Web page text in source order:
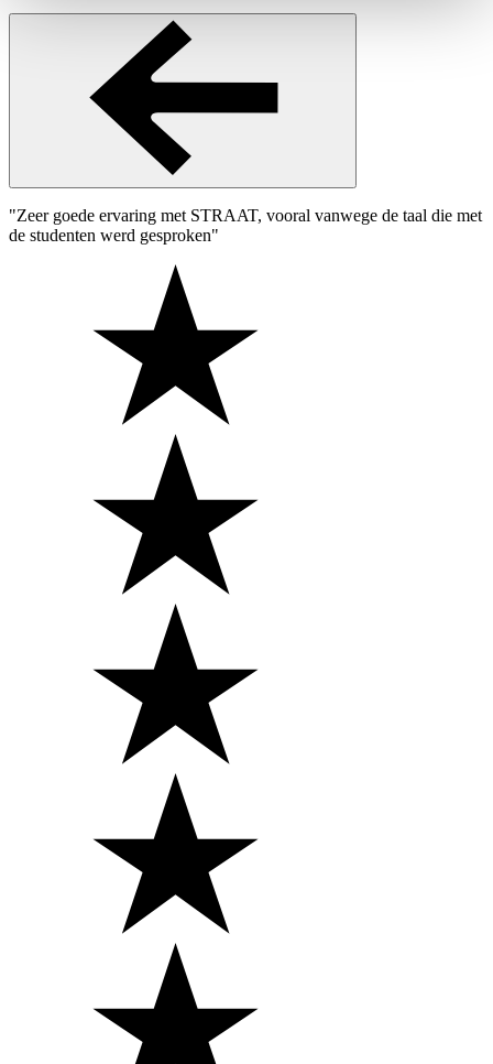
"Zeer goede ervaring met STRAAT, vooral vanwege de taal die met
de studenten werd gesproken"